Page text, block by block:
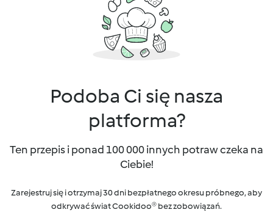
Podoba Ci się nasza
platforma?
Ten przepis i ponad 100 000 innych potraw czeka na
Ciebie!
Zarejestruj się i otrzymaj 30 dni bezpłatnego okresu próbnego, aby
odkrywać świat Cookidoo® bez zobowiązań.